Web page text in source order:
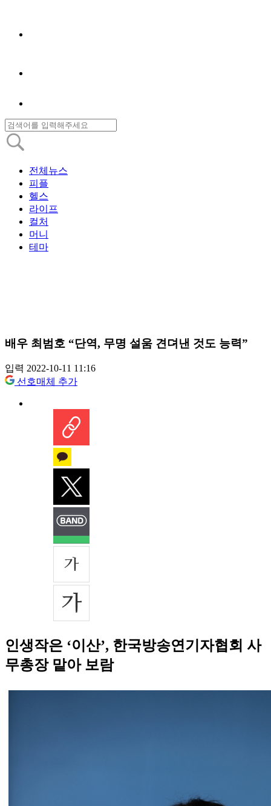
전체뉴스
피플
헬스
라이프
컬처
머니
테마
배우 최범호 “단역, 무명 설움 견뎌낸 것도 능력”
입력 2022-10-11 11:16
선호매체 추가
인생작은 ‘이산’, 한국방송연기자협회 사
무총장 맡아 보람